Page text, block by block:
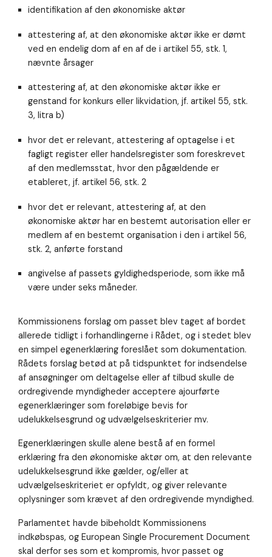
identifikation af den økonomiske aktør
attestering af, at den økonomiske aktør ikke er dømt
ved en endelig dom af en af de i artikel 55, stk. 1,
nævnte årsager
attestering af, at den økonomiske aktør ikke er
genstand for konkurs eller likvidation, jf. artikel 55, stk.
3, litra b)
hvor det er relevant, attestering af optagelse i et
fagligt register eller handelsregister som foreskrevet
af den medlemsstat, hvor den pågældende er
etableret, jf. artikel 56, stk. 2
hvor det er relevant, attestering af, at den
økonomiske aktør har en bestemt autorisation eller er
medlem af en bestemt organisation i den i artikel 56,
stk. 2, anførte forstand
angivelse af passets gyldighedsperiode, som ikke må
være under seks måneder.
Kommissionens forslag om passet blev taget af bordet
allerede tidligt i forhandlingerne i Rådet, og i stedet blev
en simpel egenerklæring foreslået som dokumentation.
Rådets forslag betød at på tidspunktet for indsendelse
af ansøgninger om deltagelse eller af tilbud skulle de
ordregivende myndigheder acceptere ajourførte
egenerklæringer som foreløbige bevis for
udelukkelsesgrund og udvælgelseskriterier mv.
Egenerklæringen skulle alene bestå af en formel
erklæring fra den økonomiske aktør om, at den relevante
udelukkelsesgrund ikke gælder, og/eller at
udvælgelseskriteriet er opfyldt, og giver relevante
oplysninger som krævet af den ordregivende myndighed.
Parlamentet havde bibeholdt Kommissionens
indkøbspas, og European Single Procurement Document
skal derfor ses som et kompromis, hvor passet og